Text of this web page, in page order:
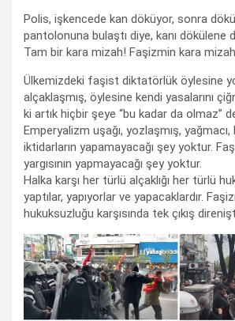
Polis, işkencede kan döküyor, sonra
pantolonuna bulaştı diye, kanı dökülene
Tam bir kara mizah! Faşizmin kara
Ülkemizdeki faşist diktatörlük öylesine
alçaklaşmış, öylesine kendi yasalarını
ki artık hiçbir şeye “bu kadar da olmaz”
Emperyalizm uşağı, yozlaşmış, yağmacı,
iktidarların yapamayacağı şey yoktur.
yargısının yapmayacağı şey yoktur.
Halka karşı her türlü alçaklığı her türlü
yaptılar, yapıyorlar ve yapacaklardır.
hukuksuzluğu karşısında tek çıkış